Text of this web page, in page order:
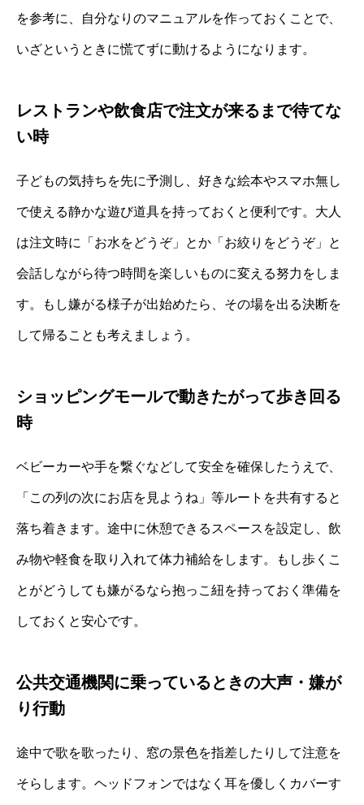
を参考に、自分なりのマニュアルを作っておくことで、
いざというときに慌てずに動けるようになります。
レストランや飲食店で注文が来るまで待てな
い時
子どもの気持ちを先に予測し、好きな絵本やスマホ無し
で使える静かな遊び道具を持っておくと便利です。大人
は注文時に「お水をどうぞ」とか「お絞りをどうぞ」と
会話しながら待つ時間を楽しいものに変える努力をしま
す。もし嫌がる様子が出始めたら、その場を出る決断を
して帰ることも考えましょう。
ショッピングモールで動きたがって歩き回る
時
ベビーカーや手を繋ぐなどして安全を確保したうえで、
「この列の次にお店を見ようね」等ルートを共有すると
落ち着きます。途中に休憩できるスペースを設定し、飲
み物や軽食を取り入れて体力補給をします。もし歩くこ
とがどうしても嫌がるなら抱っこ紐を持っておく準備を
しておくと安心です。
公共交通機関に乗っているときの大声・嫌が
り行動
途中で歌を歌ったり、窓の景色を指差したりして注意を
そらします。ヘッドフォンではなく耳を優しくカバーす